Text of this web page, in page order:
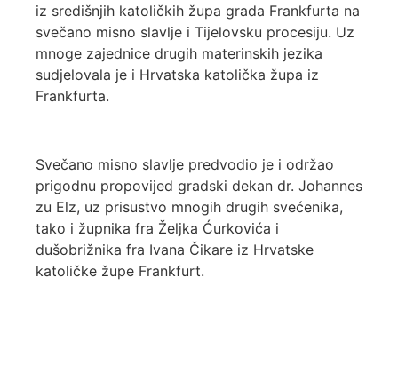
iz središnjih katoličkih župa grada Frankfurta na
svečano misno slavlje i Tijelovsku procesiju. Uz
mnoge zajednice drugih materinskih jezika
sudjelovala je i Hrvatska katolička župa iz
Frankfurta.
Svečano misno slavlje predvodio je i održao
prigodnu propovijed gradski dekan dr. Johannes
zu Elz, uz prisustvo mnogih drugih svećenika,
tako i župnika fra Željka Ćurkovića i
dušobrižnika fra Ivana Čikare iz Hrvatske
katoličke župe Frankfurt.